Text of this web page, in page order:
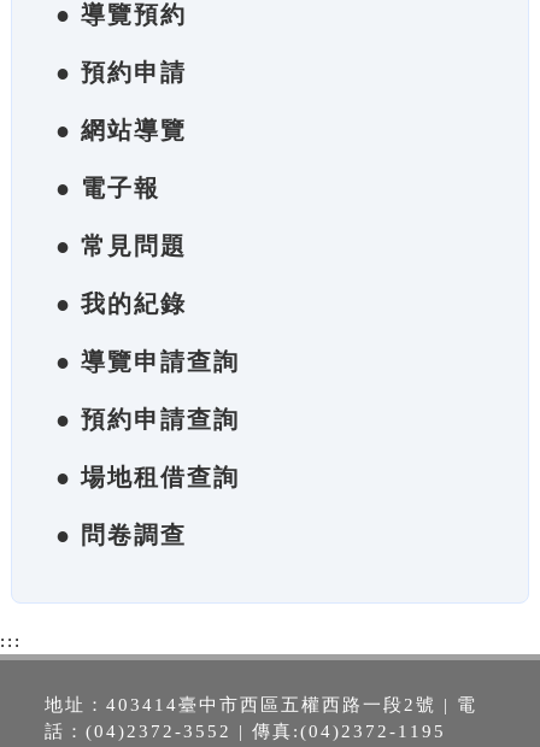
● 導覽預約
● 預約申請
● 網站導覽
● 電子報
● 常見問題
● 我的紀錄
● 導覽申請查詢
● 預約申請查詢
● 場地租借查詢
● 問卷調查
:::
地址：403414臺中市西區五權西路一段2號 | 電
話：(04)2372-3552 | 傳真:(04)2372-1195